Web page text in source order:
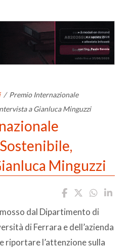
/ Premio Internazionale
a Gianluca Minguzzi
Minguzzi
dal Dipartimento di
di Ferrara e dell’azienda
riportare l’attenzione sulla